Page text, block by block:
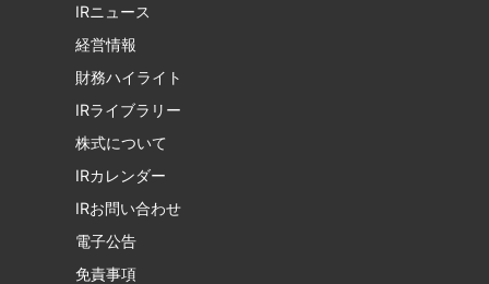
IRニュース
経営情報
財務ハイライト
IRライブラリー
株式について
IRカレンダー
IRお問い合わせ
電子公告
免責事項